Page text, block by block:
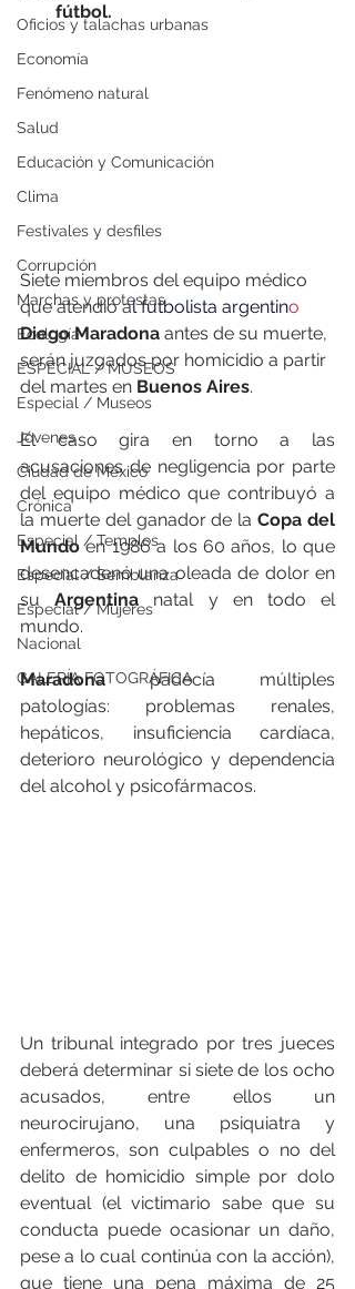
Oficios y talachas urbanas
Economía
Fenómeno natural
Salud
Educación y Comunicación
Clima
Festivales y desfiles
Corrupción
Marchas y protestas
Ecología
ESPECIAL / MUSEOS
Especial / Museos
Jóvenes
Ciudad de México
Crónica
Especial / Templos
Especial / Semblanza
Especial / Mujeres
Nacional
GALERÍA FOTOGRÁFICA
fútbol.
Siete miembros del equipo médico
que atendió al futbolista argentino
Diego Maradona antes de su muerte,
serán juzgados por homicidio a partir
del martes en Buenos Aires.
El caso gira en torno a las
acusaciones de negligencia por parte
del equipo médico que contribuyó a
la muerte del ganador de la Copa del
Mundo en 1986 a los 60 años, lo que
desencadenó una oleada de dolor en
su Argentina natal y en todo el
mundo.
Maradona padecía múltiples
patologías: problemas renales,
hepáticos, insuficiencia cardíaca,
deterioro neurológico y dependencia
del alcohol y psicofármacos.
Un tribunal integrado por tres jueces
deberá determinar si siete de los ocho
acusados, entre ellos un
neurocirujano, una psiquiatra y
enfermeros, son culpables o no del
delito de homicidio simple por dolo
eventual (el victimario sabe que su
conducta puede ocasionar un daño,
pese a lo cual continúa con la acción),
que tiene una pena máxima de 25